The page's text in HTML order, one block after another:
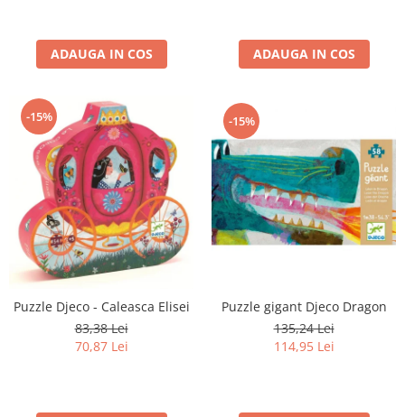
ADAUGA IN COS ADAUGA IN COS
-15%
Puzzle Djeco - Caleasca Elisei
83,38 Lei
70,87 Lei
-15%
Puzzle gigant Djeco Dragon
135,24 Lei
114,95 Lei